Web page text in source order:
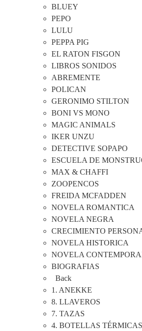
BLUEY
PEPO
LULU
PEPPA PIG
EL RATON FISGON
LIBROS SONIDOS
ABREMENTE
POLICAN
GERONIMO STILTON
BONI VS MONO
MAGIC ANIMALS
IKER UNZU
DETECTIVE SOPAPO
ESCUELA DE
MAX & CHAFFI
ZOOPENCOS
FREIDA MCFADDEN
NOVELA ROMANTICA
NOVELA NEGRA
CRECIMIENTO
NOVELA HISTORICA
NOVELA
BIOGRAFIAS
Back
1. ANEKKE
8. LLAVEROS
7. TAZAS
4. BOTELLAS TÉRMICAS